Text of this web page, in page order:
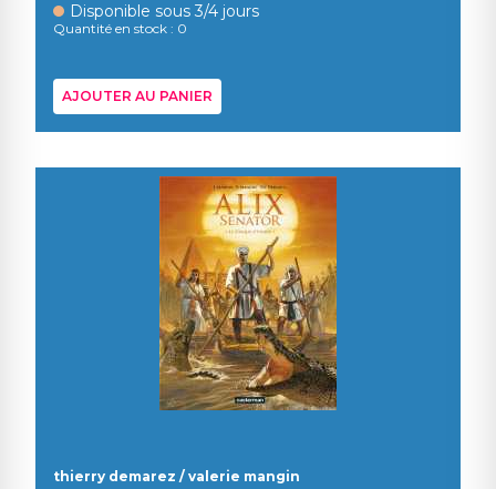
Disponible sous 3/4 jours
Quantité en stock : 0
AJOUTER AU PANIER
thierry demarez / valerie mangin